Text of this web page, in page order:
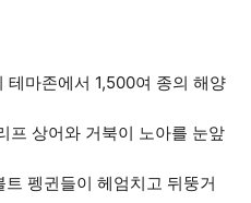
테마존에서 1,500여 종의 해양
프 상어와 거북이 노아를 눈앞
펭귄들이 헤엄치고 뒤뚱거